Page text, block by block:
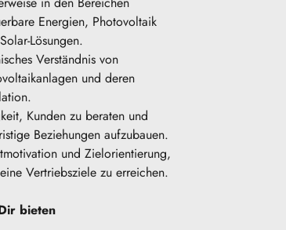
Energien, Photovoltaik
Lösungen.
Verständnis von
und deren
Kunden zu beraten und
Beziehungen aufzubauen.
und Zielorientierung,
Vertriebsziele zu erreichen.
bieten